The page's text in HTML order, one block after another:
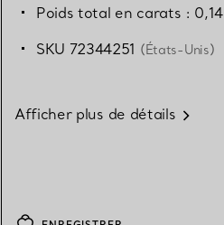
Poids total en carats : 0,14
SKU 72344251 (États-Unis)
Afficher plus de détails